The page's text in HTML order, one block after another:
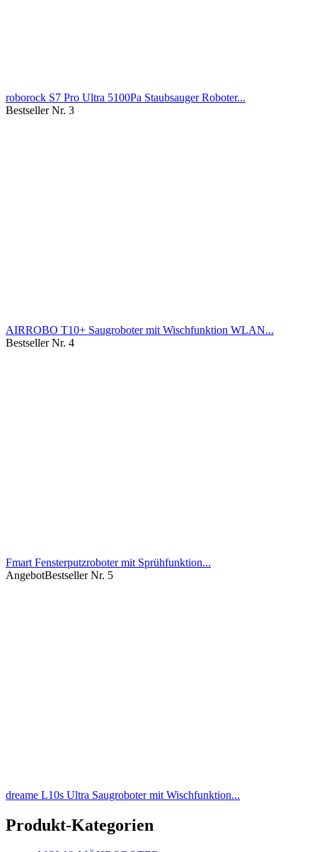
roborock S7 Pro Ultra 5100Pa Staubsauger Roboter...
Bestseller Nr. 3
AIRROBO T10+ Saugroboter mit Wischfunktion WLAN...
Bestseller Nr. 4
Fmart Fensterputzroboter mit Sprühfunktion...
AngebotBestseller Nr. 5
dreame L10s Ultra Saugroboter mit Wischfunktion...
Produkt-Kategorien